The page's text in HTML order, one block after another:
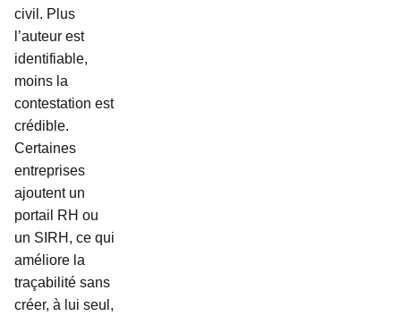
civil. Plus
l’auteur est
identifiable,
moins la
contestation est
crédible.
Certaines
entreprises
ajoutent un
portail RH ou
un SIRH, ce qui
améliore la
traçabilité sans
créer, à lui seul,